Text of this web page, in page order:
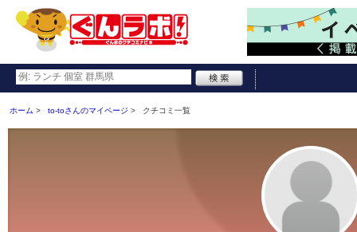
ホーム to-toさんのマイページ クチコミ一覧